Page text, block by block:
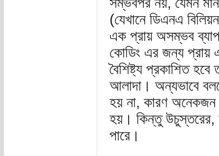
(যেখানে ডিএনএ
এক প্রায় অসম্ভব
কোডিং এর জন্য
বৈশিষ্ট্য প্রকাশিত
আলাদা। অন্যভাবে
হয় না, কারণ অনেকজন
হয়। কিন্তু উচুস্তরের,
পারে।